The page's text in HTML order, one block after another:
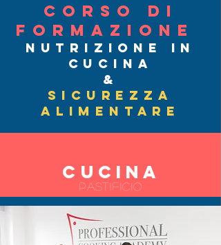
Corso di
formazione
Nutrizione in
Cucina
&
Sicurezza
Alimentare
CUCINA
PASTIFICIO